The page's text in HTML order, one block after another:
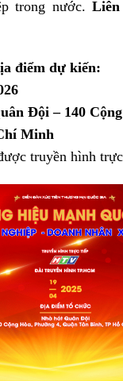
trong nước.
điểm dự kiến:
Đội – 140
Minh
truyền hình